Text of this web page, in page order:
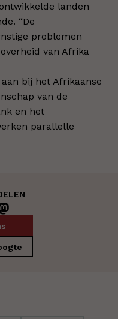
landen
“De
problemen
van Afrika
bij het Afrikaanse
van de
en het
parallelle